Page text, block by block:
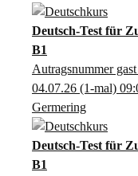
Deutsch-Test für
B1
Autragsnummer
04.07.26 (1-mal)
Germering
Deutsch-Test für
B1